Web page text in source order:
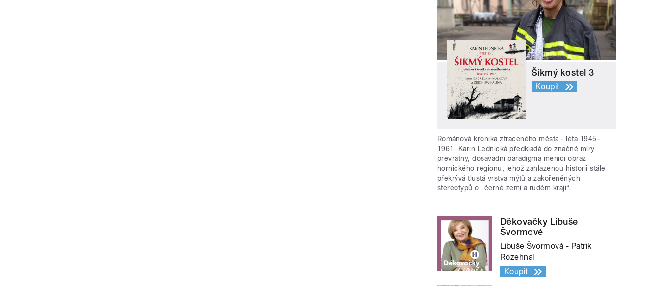
Šikmý kostel 3
Koupit
Románová kronika ztraceného města - léta 1945–
1961. Karin Lednická předkládá do značné míry
převratný, dosavadní paradigma měnící obraz
hornického regionu, jehož zahlazenou historii stále
překrývá tlustá vrstva mýtů a zakořeněných
stereotypů o „černé zemi a rudém kraji“.
Děkovačky Libuše
Švormové
Libuše Švormová - Patrik
Rozehnal
Koupit